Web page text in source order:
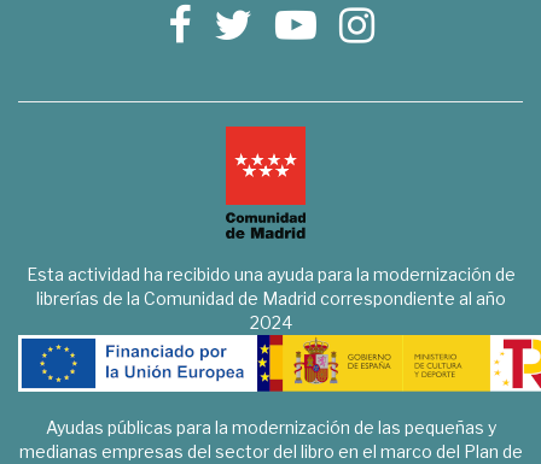
Esta actividad ha recibido una ayuda para la modernización de
librerías de la Comunidad de Madrid correspondiente al año
2024
Ayudas públicas para la modernización de las pequeñas y
medianas empresas del sector del libro en el marco del Plan de